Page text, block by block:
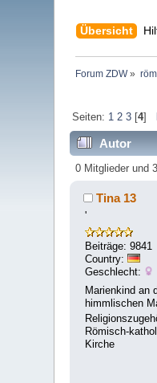
Übersicht
Forum ZDW»
Seiten: 1 2 3[4]
Autor
0 Mitglieder und
Tina 13
'
Beiträge: 9841
Country:
Geschlecht:
Marienkind an
himmlischen
Römisch-
Kirche